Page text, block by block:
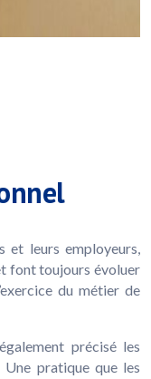
et leurs employeurs,
font toujours évoluer
du métier de
précisé les
pratique que les